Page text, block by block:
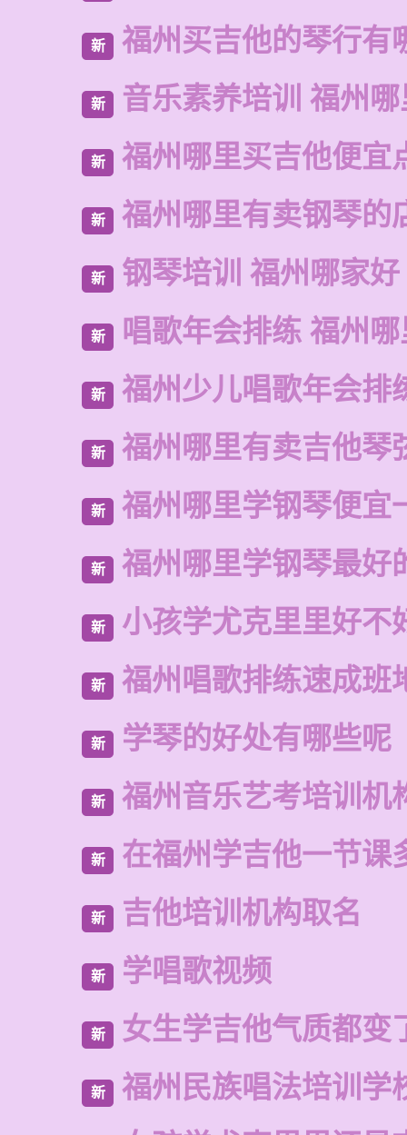
新 福州买吉他的琴行有
新 音乐素养培训 福州
新 福州哪里买吉他便宜
新 福州哪里有卖钢琴的
新 钢琴培训 福州哪家好
新 唱歌年会排练 福州
新 福州少儿唱歌年会排
新 福州哪里有卖吉他琴
新 福州哪里学钢琴便宜
新 福州哪里学钢琴最好
新 小孩学尤克里里好不
新 福州唱歌排练速成班
新 学琴的好处有哪些呢
新 福州音乐艺考培训机
新 在福州学吉他一节课
新 吉他培训机构取名
新 学唱歌视频
新 女生学吉他气质都变
新
福州民族唱法培训学